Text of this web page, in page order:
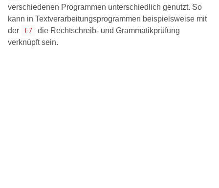
verschiedenen Programmen unterschiedlich genutzt. So
kann in Textverarbeitungsprogrammen beispielsweise mit
der
F7
die Rechtschreib- und Grammatikprüfung
verknüpft sein.